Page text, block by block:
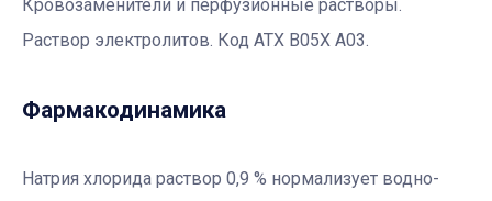
Кровозаменители и перфузионные растворы.
Раствор электролитов. Код АТХ В05Х А03.
Фармакодинамика
Натрия хлорида раствор 0,9 % нормализует водно-